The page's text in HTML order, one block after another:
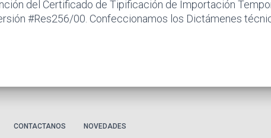
del Certificado de Tipificación de Importación
#Res256/00. Confeccionamos los Dictámenes
CONTACTANOS NOVEDADES